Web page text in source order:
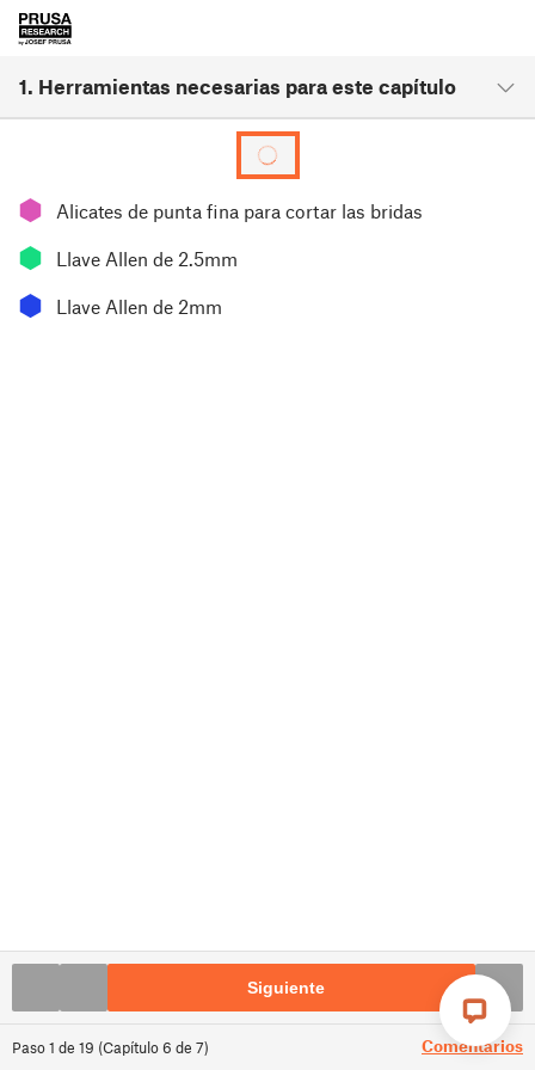
1. Herramientas necesarias para este capítulo
Paso1 de 19 (Capítulo6 de 7) Comentarios
⬢ Alicates de punta fina para cortar las bridas
⬢ Llave Allen de 2.5mm
⬢ Llave Allen de 2mm
Siguiente